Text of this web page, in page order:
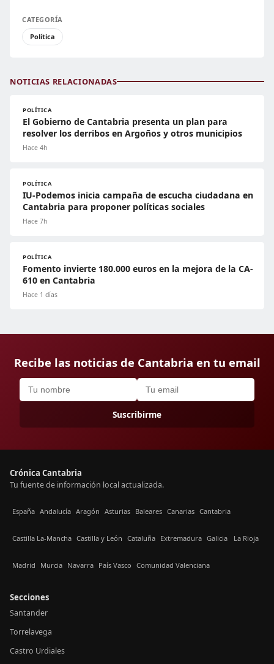
CATEGORÍA
Política
NOTICIAS RELACIONADAS
POLÍTICA
El Gobierno de Cantabria presenta un plan para
resolver los derribos en Argoños y otros municipios
Hace 4h
POLÍTICA
IU-Podemos inicia campaña de escucha ciudadana en
Cantabria para proponer políticas sociales
Hace 7h
POLÍTICA
Fomento invierte 180.000 euros en la mejora de la CA-
610 en Cantabria
Hace 1 días
Recibe las noticias de Cantabria en tu email
Suscribirme
Crónica Cantabria
Tu fuente de información local actualizada.
España Andalucía Aragón Asturias Baleares Canarias Cantabria
Castilla La-Mancha Castilla y León Cataluña Extremadura Galicia La Rioja
Madrid Murcia Navarra País Vasco Comunidad Valenciana
Secciones
Santander
Torrelavega
Castro Urdiales